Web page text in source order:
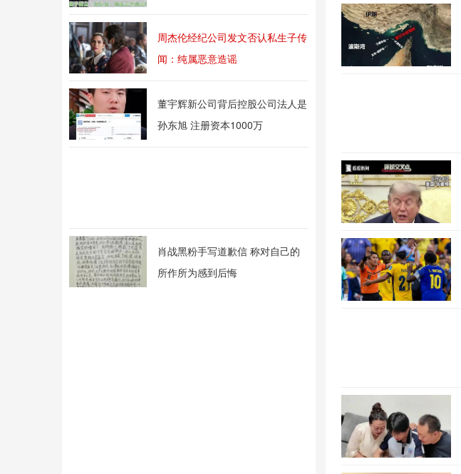
周杰伦经纪公司发文否认私生子传
闻：纯属恶意造谣
董宇辉新公司背后控股公司法人是
孙东旭 注册资本1000万
肖战黑粉手写道歉信 称对自己的
所作所为感到后悔